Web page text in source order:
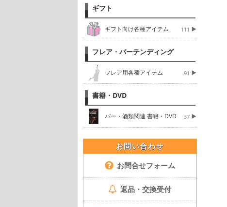
ギフト
ギフト向け各種アイテム 111
フレア・バーテンディング
フレア用各種アイテム 91
書籍・DVD
バー・酒類関連 書籍・DVD 37
お問い合わせ
お問合せフォーム
返品・交換受付